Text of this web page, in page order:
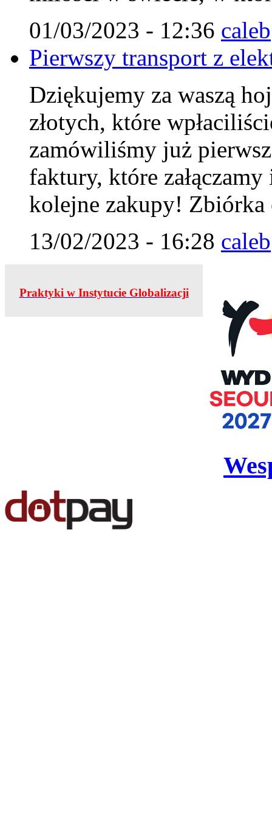
01/03/2023 - 12:36 caleb
Pierwszy transport z
Dziękujemy za waszą
złotych, które
zamówiliśmy już
faktury, które załączamy
kolejne zakupy! Zbiórka
13/02/2023 - 16:28 caleb
Praktyki w Instytucie Globalizacji